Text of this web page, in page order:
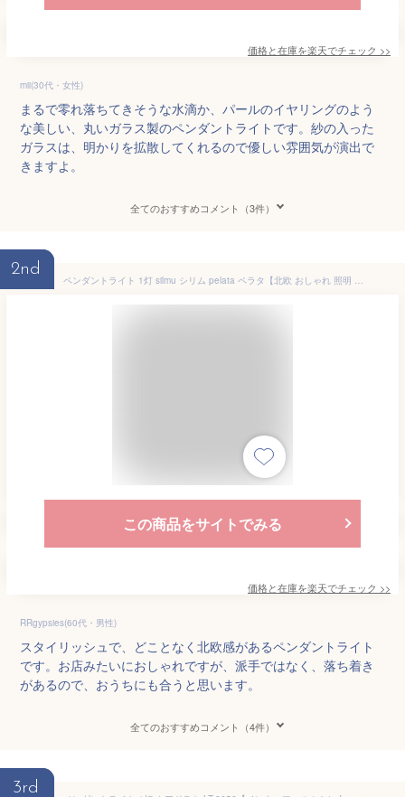
価格と在庫を楽天でチェック >>
mii(30代・女性)
まるで零れ落ちてきそうな水滴か、パールのイヤリングのよう
な美しい、丸いガラス製のペンダントライトです。紗の入った
ガラスは、明かりを拡散してくれるので優しい雰囲気が演出で
きますよ。
全てのおすすめコメント（3件）
2nd
ペンダントライト 1灯 silmu シリム pelata ペラタ【北欧 おしゃれ 照明 天井照明 LED E26 ガラス キッチン ダイニング 寝室 トイレ リビング 内玄関 デザイン アンティーク レトロ モダン シンプル 天井 ライト マイホーム】
この商品をサイトでみる
価格と在庫を楽天でチェック >>
RRgypsies(60代・男性)
スタイリッシュで、どことなく北欧感があるペンダントライト
です。お店みたいにおしゃれですが、派手ではなく、落ち着き
があるので、おうちにも合うと思います。
全てのおすすめコメント（4件）
3rd